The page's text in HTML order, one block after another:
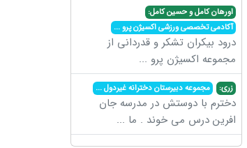
اورهان کامل و حسین کامل:
آکادمی تخصصی ورزشی اکسیژن پرو...
درود بیکران تشکر و قدردانی از
مجموعه اکسیژن پرو ...
زری: مجموعه دبیرستان دخترانه غیردول...
دخترم با دوستش در مدرسه جان
افرین درس می خوند . ما ...